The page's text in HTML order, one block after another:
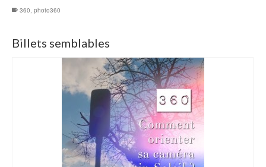
360, photo360
Billets semblables